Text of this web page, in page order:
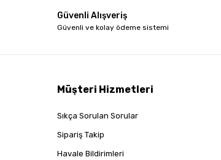
Güvenli Alışveriş
Güvenli ve kolay ödeme sistemi
Müşteri Hizmetleri
Sıkça Sorulan Sorular
Sipariş Takip
Havale Bildirimleri